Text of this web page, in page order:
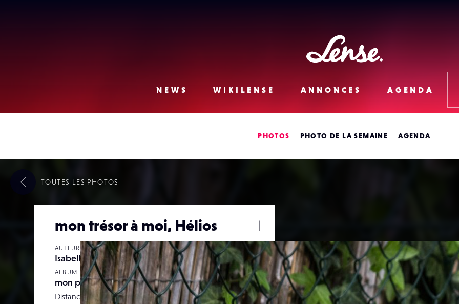
Lense
NEWS
WIKILENSE ANNONCES AGENDA
PHOTOS PHOTO DE LA SEMAINE AGENDA
mon trésor à moi, Hélios
AUTEUR
Isabellebarruhet
ALBUM
mon petit jardin
Distance focale
0 mm
/
Fermer
TOUTES LES PHOTOS